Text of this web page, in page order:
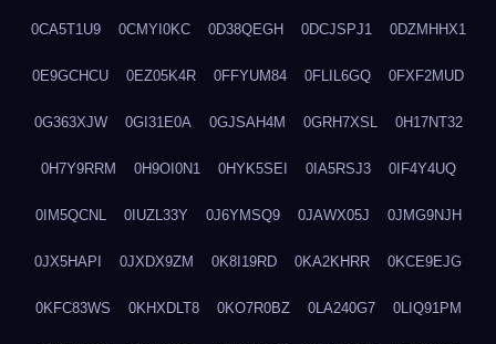
0CA5T1U9 0CMYI0KC 0D38QEGH 0DCJSPJ1 0DZMHHX1
0E9GCHCU 0EZ05K4R 0FFYUM84 0FLIL6GQ 0FXF2MUD
0G363XJW 0GI31E0A 0GJSAH4M 0GRH7XSL 0H17NT32
0H7Y9RRM 0H9OI0N1 0HYK5SEI 0IA5RSJ3 0IF4Y4UQ
0IM5QCNL 0IUZL33Y 0J6YMSQ9 0JAWX05J 0JMG9NJH
0JX5HAPI 0JXDX9ZM 0K8I19RD 0KA2KHRR 0KCE9EJG
0KFC83WS 0KHXDLT8 0KO7R0BZ 0LA240G7 0LIQ91PM